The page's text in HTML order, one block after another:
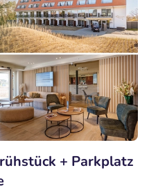
+ Parkplatz